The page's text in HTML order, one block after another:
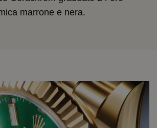
marrone e nera.